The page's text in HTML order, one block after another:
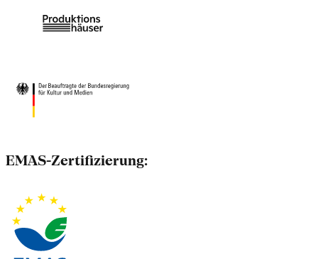
EMAS-Zertifizierung: